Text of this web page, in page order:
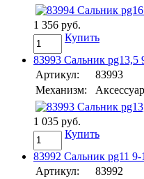
1 356 руб.
Купить
83993 Сальник pg13,5
Артикул:
83993
Механизм:
1 035 руб.
Купить
83992 Сальник pg11
Артикул:
83992